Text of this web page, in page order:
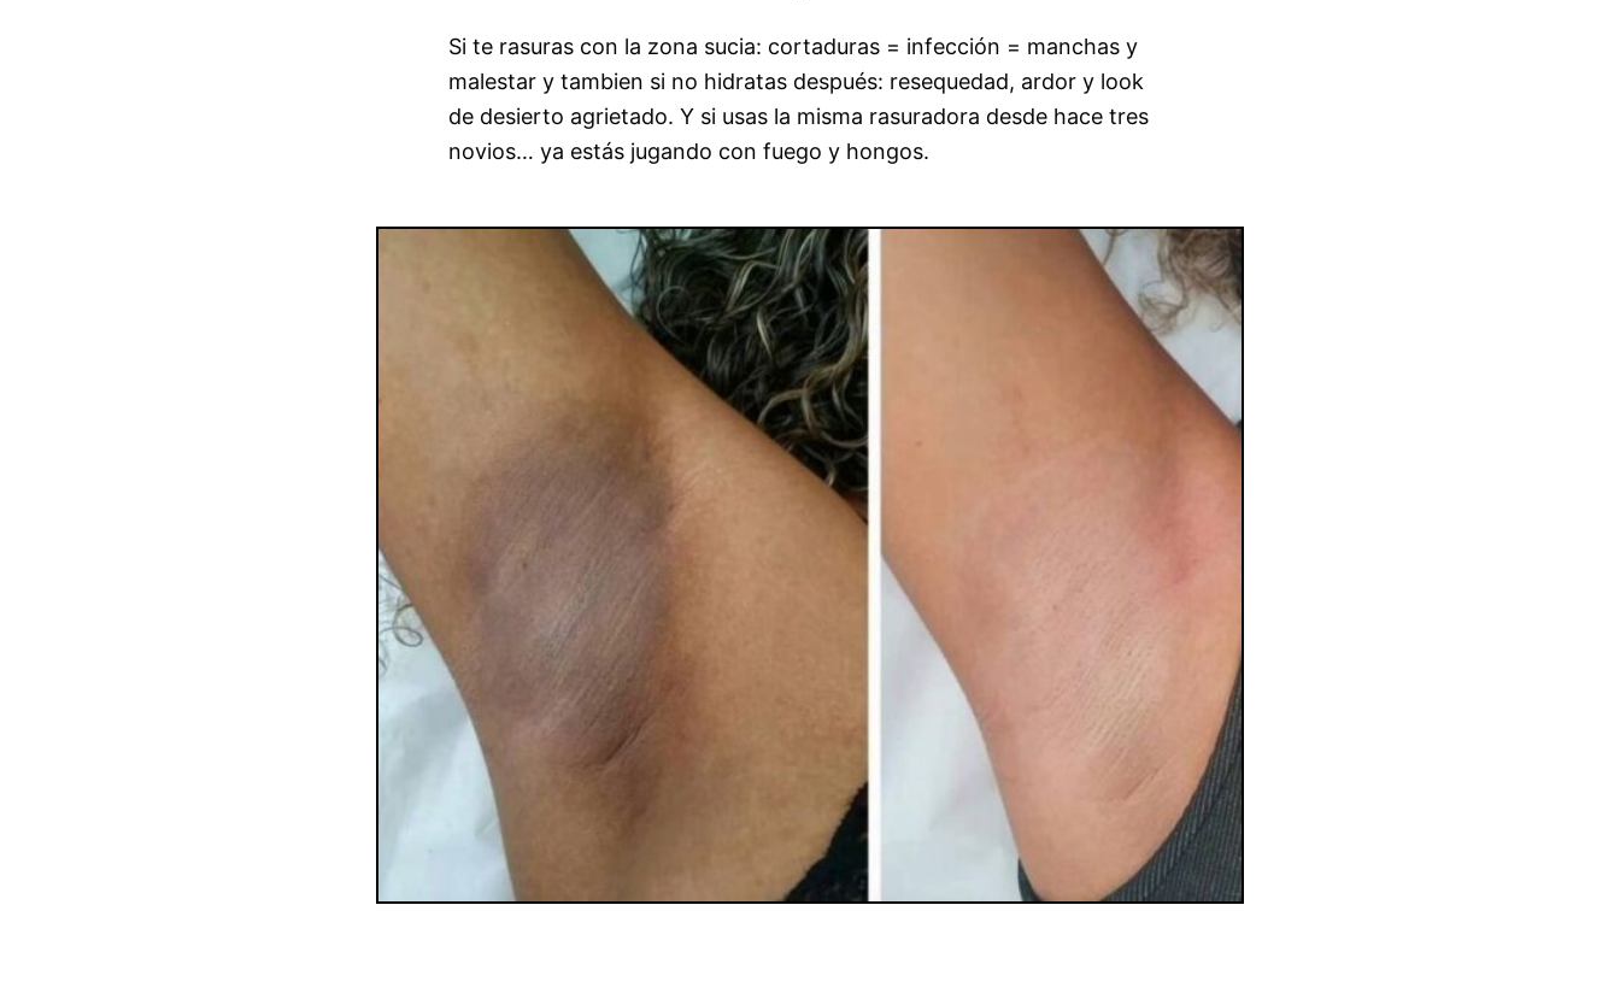
Si te rasuras con la zona sucia: cortaduras = infección = manchas y
malestar y tambien si no hidratas después: resequedad, ardor y look
de desierto agrietado. Y si usas la misma rasuradora desde hace tres
novios… ya estás jugando con fuego y hongos.